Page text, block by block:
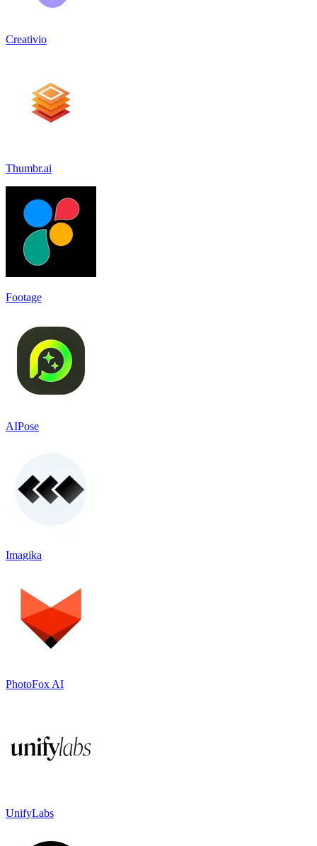
Creativio
Thumbr.ai
Footage
AIPose
Imagika
PhotoFox AI
UnifyLabs